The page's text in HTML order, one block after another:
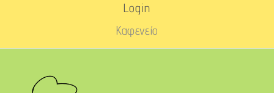
Login
Καφενείο